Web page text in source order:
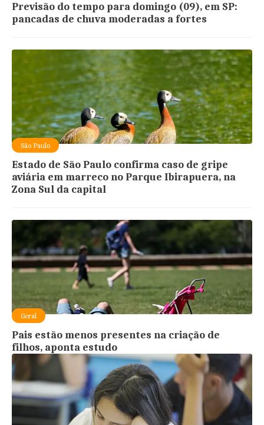
Previsão do tempo para domingo (09), em SP:
pancadas de chuva moderadas a fortes
São Paulo
Estado de São Paulo confirma caso de gripe
aviária em marreco no Parque Ibirapuera, na
Zona Sul da capital
Geral
Pais estão menos presentes na criação de
filhos, aponta estudo